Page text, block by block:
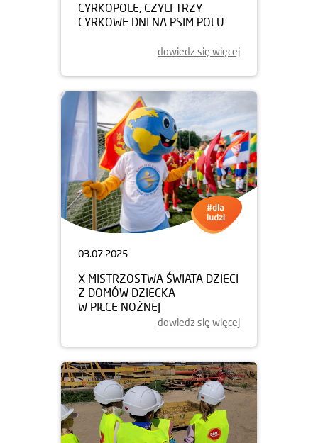
CYRKOPOLE, CZYLI TRZY
CYRKOWE DNI NA PSIM POLU
dowiedz się więcej
03.07.2025
X MISTRZOSTWA ŚWIATA DZIECI
Z DOMÓW DZIECKA
W PIŁCE NOŻNEJ
dowiedz się więcej